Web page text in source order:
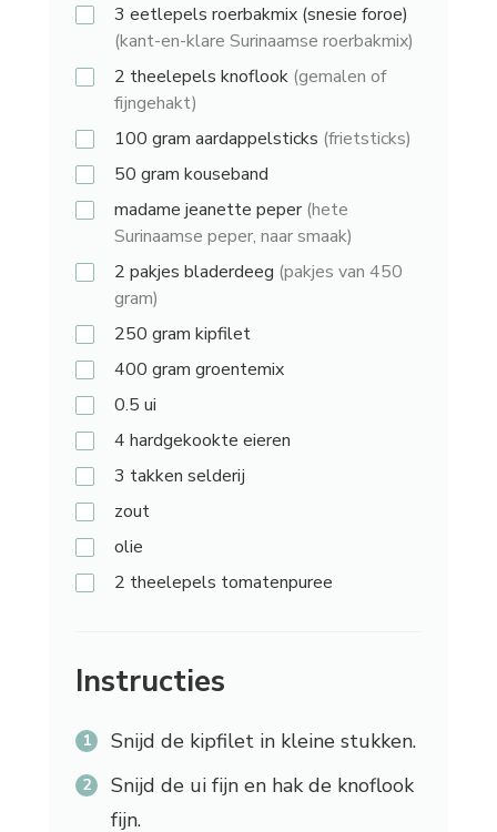
3 eetlepels roerbakmix (snesie foroe)
(kant-en-klare Surinaamse roerbakmix)
2 theelepels knoflook (gemalen of
fijngehakt)
100 gram aardappelsticks (frietsticks)
50 gram kouseband
madame jeanette peper(hete
Surinaamse peper, naar smaak)
2 pakjes bladerdeeg (pakjes van 450
gram)
250 gram kipfilet
400 gram groentemix
0.5 ui
4 hardgekookte eieren
3 takken selderij
zout
olie
2 theelepels tomatenpuree
Instructies
Snijd de kipfilet in kleine stukken.
Snijd de ui fijn en hak de knoflook
fijn.